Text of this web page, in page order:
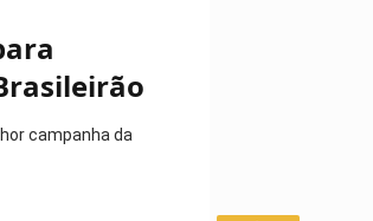
campanha da